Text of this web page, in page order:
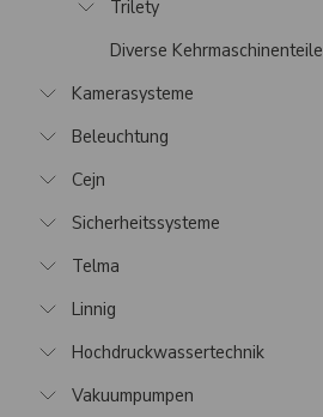
Trilety
Diverse Kehrmaschinenteile
Kamerasysteme
Beleuchtung
Cejn
Sicherheitssysteme
Telma
Linnig
Hochdruckwassertechnik
Vakuumpumpen